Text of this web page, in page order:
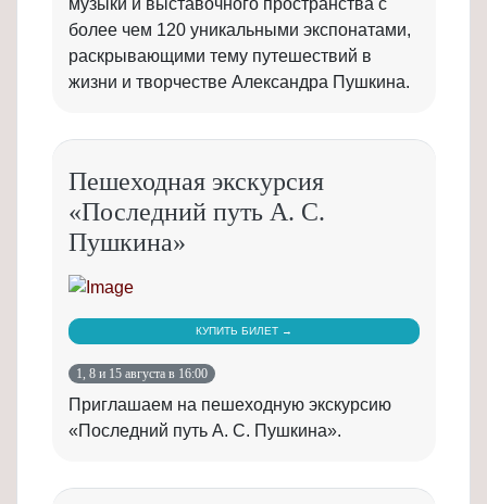
музыки и выставочного пространства с
более чем 120 уникальными экспонатами,
раскрывающими тему путешествий в
жизни и творчестве Александра Пушкина.
Пешеходная экскурсия
«Последний путь А. С.
Пушкина»
КУПИТЬ БИЛЕТ →
1, 8 и 15 августа в 16:00
Приглашаем на пешеходную экскурсию
«Последний путь А. С. Пушкина».